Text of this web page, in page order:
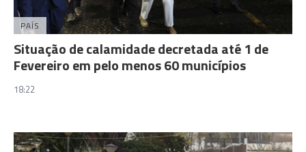
PAÍS
Situação de calamidade decretada até 1 de
Fevereiro em pelo menos 60 municípios
18:22